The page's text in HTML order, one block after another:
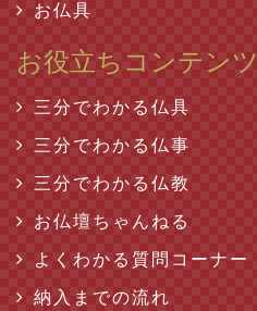
お仏具
お役立ちコンテンツ
三分でわかる仏具
三分でわかる仏事
三分でわかる仏教
お仏壇ちゃんねる
よくわかる質問コーナー
納入までの流れ